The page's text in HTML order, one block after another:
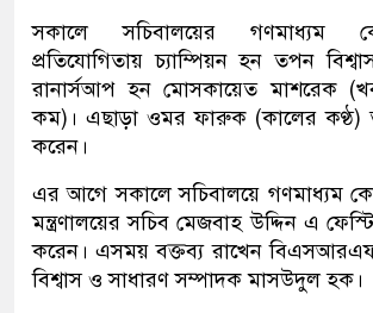
সকালে সচিবালয়ের গণমাধ্যম
প্রতিযোগিতায় চ্যাম্পিয়ন হন তপন
রানার্সআপ হন মোসকায়েত মাশরেক
কম)। এছাড়া ওমর ফারুক (কালের কণ্ঠ)
করেন।
এর আগে সকালে সচিবালয়ে গণমাধ্যম
মন্ত্রণালয়ের সচিব মেজবাহ উদ্দিন এ
করেন। এসময় বক্তব্য রাখেন
বিশ্বাস ও সাধারণ সম্পাদক মাসউদুল হক।